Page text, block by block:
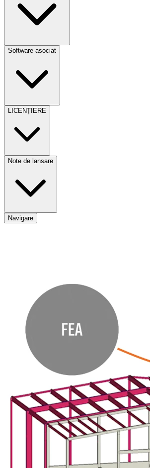
Software asociat
LICENȚIERE
Note de lansare
Navigare